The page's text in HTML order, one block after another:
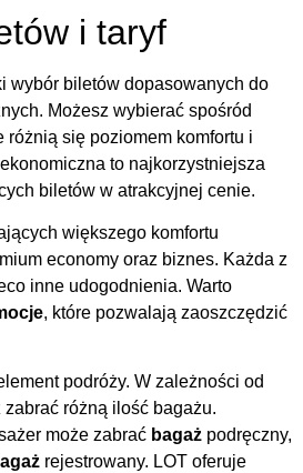
i taryf
wybór biletów dopasowanych do
Możesz wybierać spośród
różnią się poziomem komfortu i
to najkorzystniejsza
biletów w atrakcyjnej cenie.
większego komfortu
economy oraz biznes. Każda z
inne udogodnienia. Warto
, które pozwalają zaoszczędzić
podróży. W zależności od
różną ilość bagażu.
może zabrać bagaż podręczny,
rejestrowany. LOT oferuje